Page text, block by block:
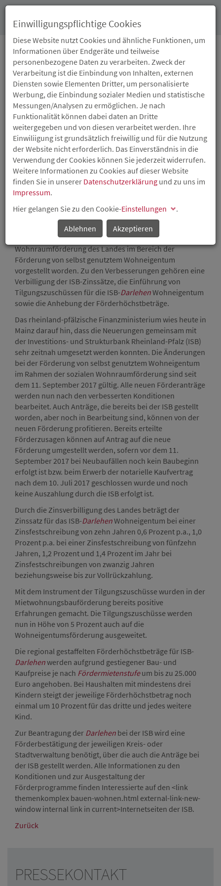
15.09.2017
VERBESSERTE
FÖRDERBEDINGUNGEN
BEI DER
WOHNEIGENTUMS­
FÖRDERUNG IN KRAFT
GETRETEN
Am vergangenen Freitag sind im Rahmen einer Sitzung
des Bündnisses für bezahlbares Wohnen und Bauen
Rheinland-Pfalz Verbesserungen bei der sozialen
Wohnraumförderung des Landes im Bereich der
Förderung von selbst genutztem Wohneigentum
vorgestellt worden. Zu den Verbesserungen gehören eine
Verbilligung der ISB-Zinssätze, die Einführung von
Tilgungszuschüssen für die ISB-DarlehenWohneigentum
sowie die Anhebung der Förderhöchstbeträge.
Das rheinland-pfälzische Finanzministerium wies heute in
Mainz darauf hin, dass die Neuerungen gemeinsam mit
der Investitions- und Strukturbank Rheinland-Pfalz (ISB)
sehr zeitnah umgesetzt werden konnten. Die Änderungen
bei der Förderung von selbst genutztem Wohneigentum
im Rahmen der sozialen Wohnraumförderung sind seit
dem 11. September 2017 gültig. Alle neuen Förderanträge
werden nun nach den verbesserten Konditionen
bearbeitet. Auch Anträge, die bereits bei der ISB gestellt
worden, aber noch in Bearbeitung sind, können von der
neuen Förderung profitieren. Bereits erteilte
Förderzusagen können auf Antrag auf die neue
Förderung umgestellt werden, sofern vor dem 11.
September 2017 bei Neubaufällen noch kein Baubeginn
erfolgt ist bzw. beim Erwerb der notarielle Kaufvertrag
nach dem 10. Juli 2017 geschlossen wurde und noch
keine Auszahlung durch die ISB erfolgt ist.
Durch die Zinsverbilligung des Landes beträgt der
Zinssatz für das ISB-DarlehenWohneigentum bei einer
Zinsfestschreibung von zehn Jahren 0,6 Prozent p.a., 1,0
Prozent p.a. bei einer Zinsfestschreibung von fünfzehn
Jahren, 1,2 Prozent und 1,4 Prozent im Jahr bei
Zinsfestschreibungen von zwanzig Jahren
beziehungsweise bis zur Vollrückzahlung.
Mit dem Instrument der Tilgungszuschüsse wurden in der
Mietwohnungsbauförderung bereits positive
Erfahrungen gemacht. Die Tilgungszuschüsse werden
nun in Höhe von 5 Prozent auch auf die
Wohneigentumsförderung ausgeweitet.
Die regional gestaffelten Förderhöchstbeträge für ISB-
Darlehenwerden aufgrund gestiegener Bau- und
Kaufpreise je nach Fördermietenstufeum bis zu 25.000
Euro angehoben. Bei Haushalten mit mindestens drei
Kindern steigt der jeweilige Förderhöchstbetrag noch
einmal um 10 Prozent für das dritte und jedes weitere
Kind.
Zur Beantragung der Darlehen bei der ISB wird eine
Förderbestätigung der jeweiligen Kreis- oder
Stadtverwaltung benötigt, über die auch die Anträge bei
der ISB gestellt werden. Alle Informationen zu den
Konditionen und zur Ausgestaltung der
Förderprogramme finden Interessierte auf den <link
themenkomplex bauen-wohnen.html external-link-new-
window internal link in current>Internetseiten der ISB.
Zurück
PRESSEKONTAKT
Einwilligungspflichtige Cookies
Diese Website nutzt Cookies und ähnliche Funktionen, um
Informationen über Endgeräte und teilweise
personenbezogene Daten zu verarbeiten. Zweck der
Verarbeitung ist die Einbindung von Inhalten, externen
Diensten sowie Elementen Dritter, um personalisierte
Werbung, die Einbindung sozialer Medien und statistische
Messungen/Analysen zu ermöglichen. Je nach
Funktionalität können dabei daten an Dritte
weitergegeben und von diesen verarbeitet werden. Ihre
Einwiliigung ist grundsätzlich freiwillig und für die Nutzung
der Website nicht erforderlich. Das Einverständnis in die
Verwendung der Cookies können Sie jederzeit widerrufen.
Weitere Informationen zu Cookies auf dieser Website
finden Sie in unserer Datenschutzerklärung und zu uns im
Impressum.
Hier gelangen Sie zu den Cookie-Einstellungen
.
Ablehnen
Akzeptieren